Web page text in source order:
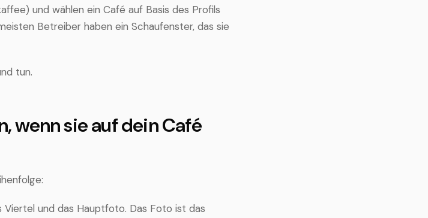
und wählen ein Café auf Basis des Profils
Betreiber haben ein Schaufenster, das sie
tun.
wenn sie auf dein Café
Viertel und das Hauptfoto. Das Foto ist das